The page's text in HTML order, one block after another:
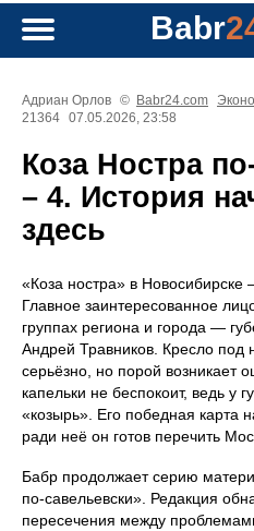
Babr
Адриан Орлов © Babr24.com
21364 07.05.2026, 23:58
Коза Ностра
– 4. История
здесь
«Коза ностра» в
Главное заинтересованное
группах региона и города —
Андрей Травников. Кресло под
серьёзно, но порой возникает
капельки не беспокоит, ведь у
«козырь». Его победная карта
ради неё он готов перечить
Бабр продолжает серию
по‑савельевски». Редакция
пересечения между